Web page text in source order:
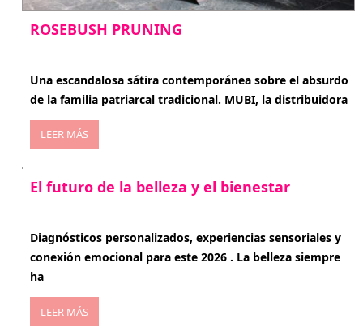
ROSEBUSH PRUNING
Una escandalosa sátira contemporánea sobre el absurdo
de la familia patriarcal tradicional. MUBI, la distribuidora
LEER MÁS
El futuro de la belleza y el bienestar
Diagnósticos personalizados, experiencias sensoriales y
conexión emocional para este 2026 . La belleza siempre
ha
LEER MÁS